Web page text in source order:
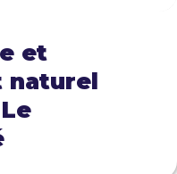
et
naturel